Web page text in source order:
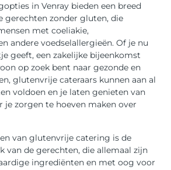
in Venray bieden een breed
gerechten zonder gluten, die
met coeliakie,
andere voedselallergieën. Of je nu
geeft, een zakelijke bijeenkomst
op zoek bent naar gezonde en
glutenvrije cateraars kunnen aan al
voldoen en je laten genieten van
je zorgen te hoeven maken over
van glutenvrije catering is de
van de gerechten, die allemaal zijn
ingrediënten en met oog voor